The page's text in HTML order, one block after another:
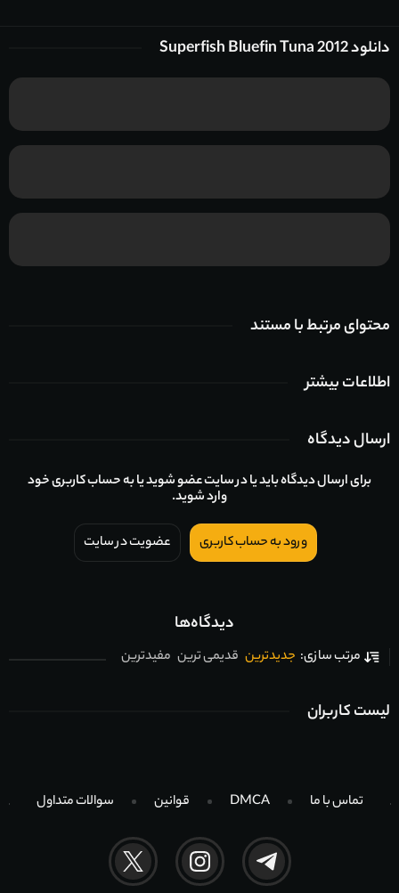
دانلود Superfish Bluefin Tuna 2012
محتوای مرتبط با مستند
اطلاعات بیشتر
ارسال دیدگاه
برای ارسال دیدگاه باید یا در سایت عضو شوید یا به حساب کاربری خود
وارد شوید.
ورود به حساب کاربری عضویت در سایت
دیدگاه‌ها
مرتب سازی: جدیدترین قدیمی ترین مفیدترین
لیست کاربران
تماس با ما DMCA قوانین سوالات متداول